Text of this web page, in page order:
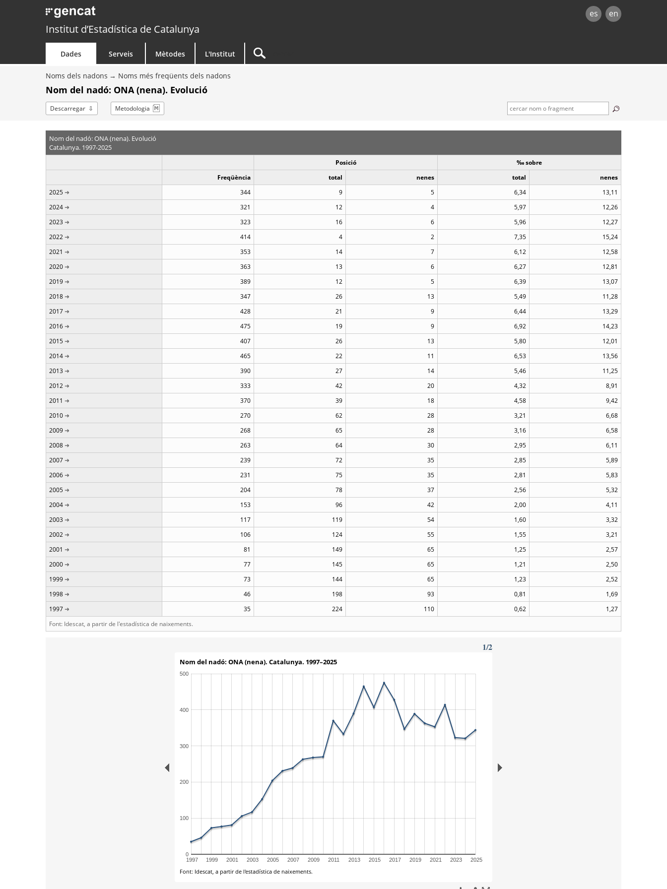
es en
Institut d’Estadística de Catalunya
Dades Serveis Mètodes L'Institut
Noms dels nadons Noms més freqüents dels nadons
Nom del nadó: ONA (nena). Evolució
Descarregar Metodologia
Nom del nadó: ONA (nena). Evolució
Catalunya. 1997-2025
Posició
‰ sobre
Freqüència
total nenes total
nenes
2025
344 9 5 6,34
13,11
2024
321 12 4 5,97
12,26
2023
323 16 6 5,96
12,27
2022
414 4 2 7,35
15,24
2021
353 14 7 6,12
12,58
2020
363 13 6 6,27
12,81
2019
389 12 5 6,39
13,07
2018
347 26 13 5,49
11,28
2017
428 21 9 6,44
13,29
2016
475 19 9 6,92
14,23
2015
407 26 13 5,80
12,01
2014
465 22 11 6,53
13,56
2013
390 27 14 5,46
11,25
2012
333 42 20 4,32
8,91
2011
370 39 18 4,58
9,42
2010
270 62 28 3,21
6,68
2009
268 65 28 3,16
6,58
2008
263 64 30 2,95
6,11
2007
239 72 35 2,85
5,89
2006
231 75 35 2,81
5,83
2005
204 78 37 2,56
5,32
2004
153 96 42 2,00
4,11
2003
117 119 54 1,60
3,32
2002
106 124 55 1,55
3,21
2001
81 149 65 1,25
2,57
2000
77 145 65 1,21
2,50
1999
73 144 65 1,23
2,52
1998
46 198 93 0,81
1,69
1997
35 224 110 0,62
1,27
Font: Idescat, a partir de l'estadística de naixements.